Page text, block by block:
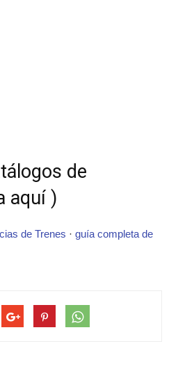
de
aquí )
de Trenes · guía completa de